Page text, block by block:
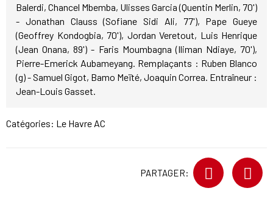
Balerdi, Chancel Mbemba, Ulisses Garcia (Quentin Merlin, 70')
- Jonathan Clauss (Sofiane Sidi Ali, 77'), Pape Gueye
(Geoffrey Kondogbia, 70'), Jordan Veretout, Luis Henrique
(Jean Onana, 89') - Faris Moumbagna (Iliman Ndiaye, 70'),
Pierre-Emerick Aubameyang. Remplaçants : Ruben Blanco
(g) - Samuel Gigot, Bamo Meïté, Joaquin Correa. Entraîneur :
Jean-Louis Gasset.
Catégories: Le Havre AC
PARTAGER: